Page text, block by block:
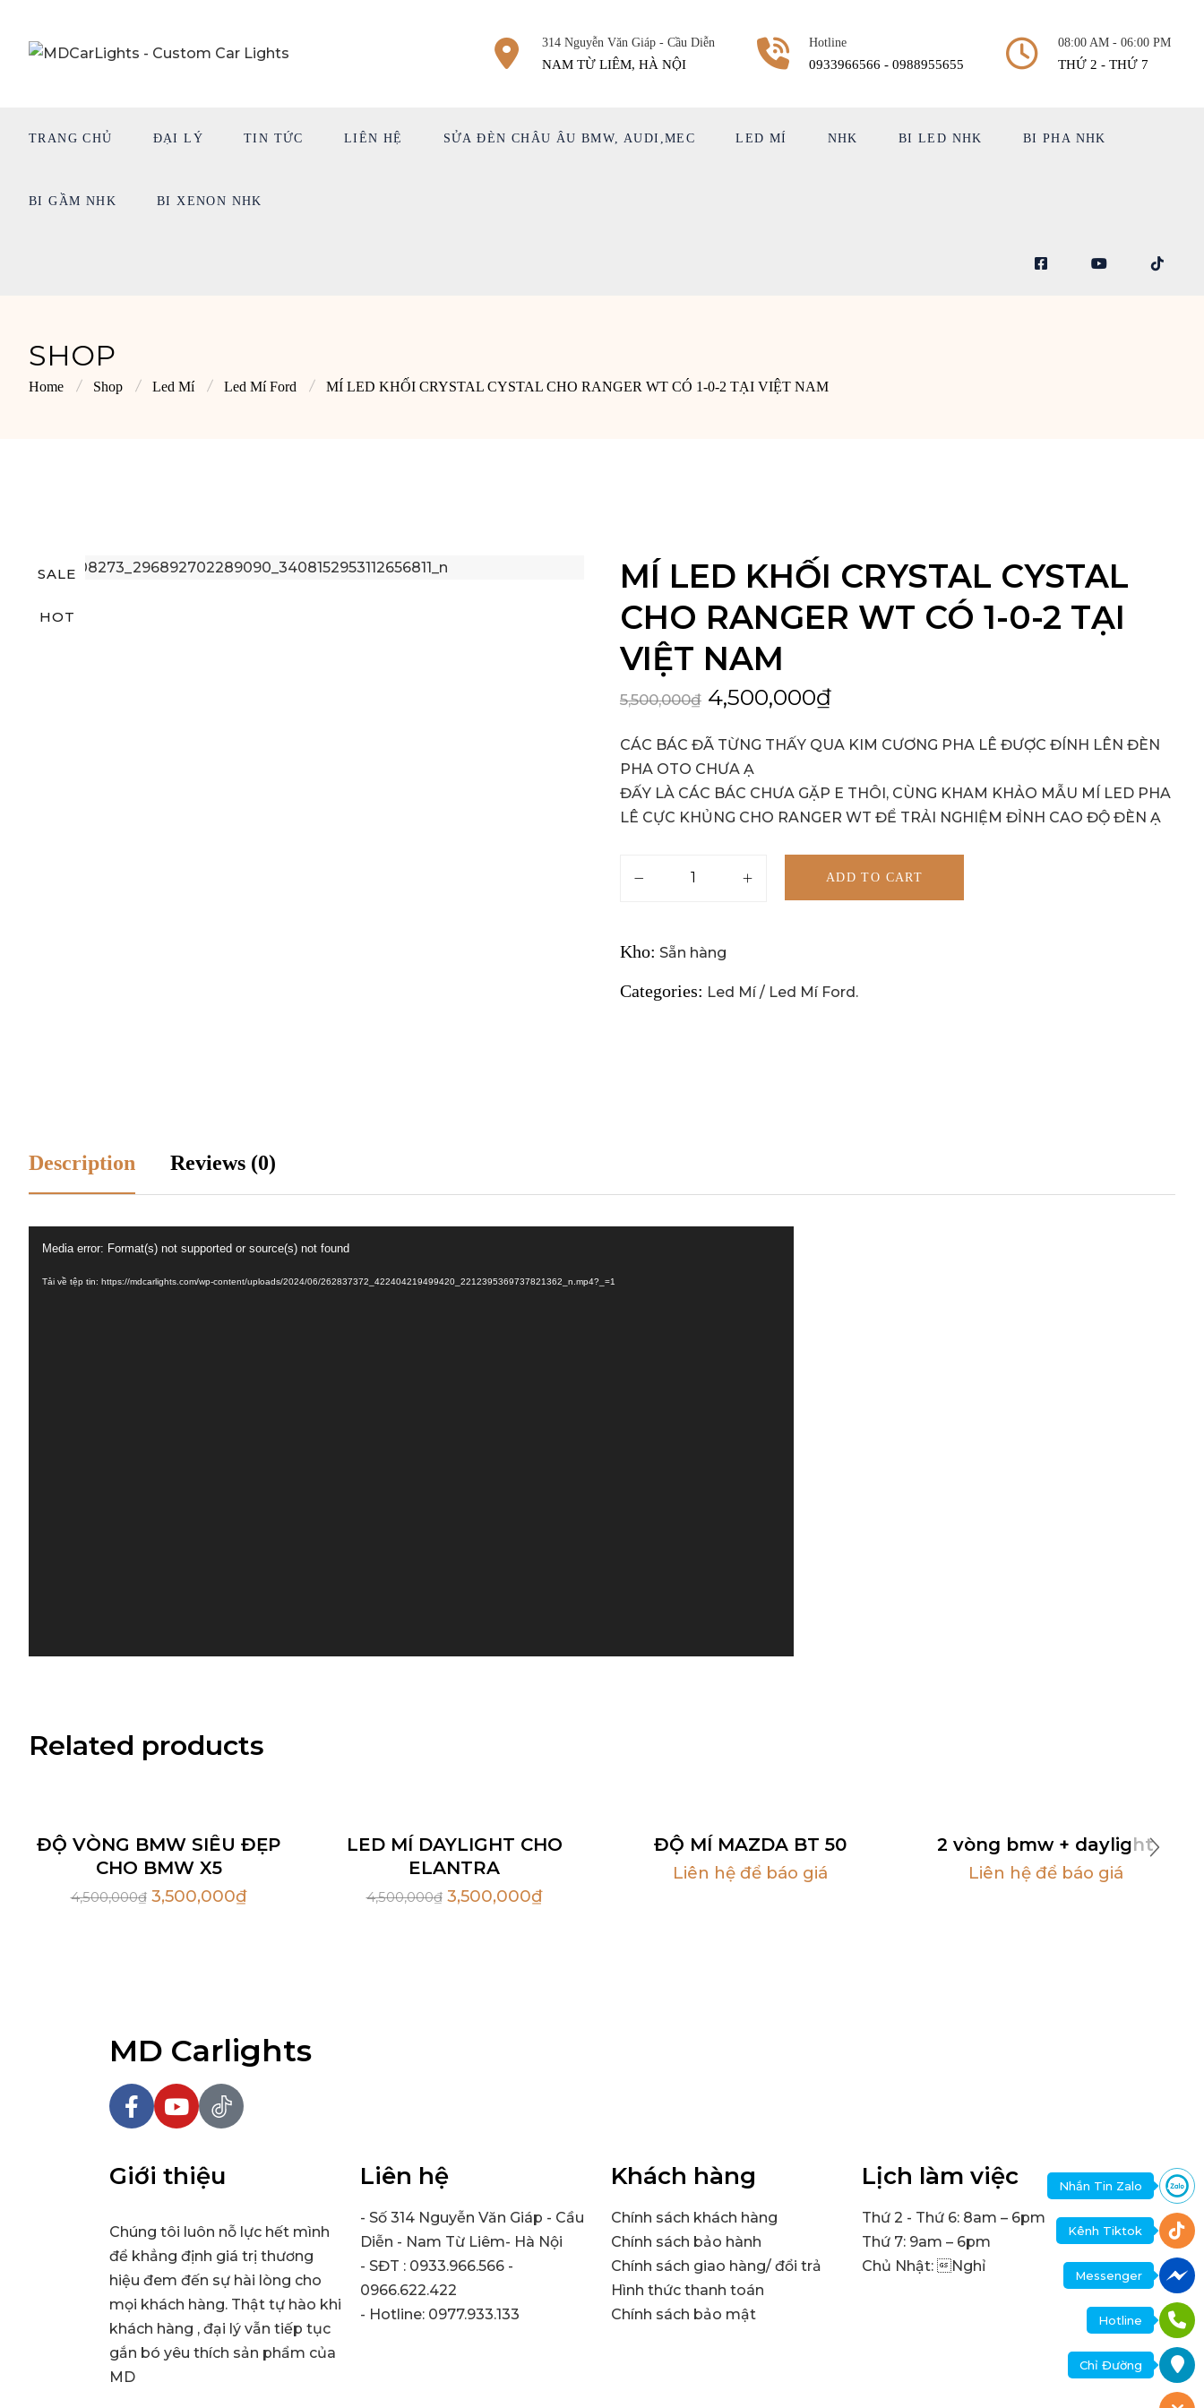
314 Nguyễn Văn Giáp - Cầu Diễn
NAM TỪ LIÊM, HÀ NỘI
Hotline
0933966566 - 0988955655
08:00 AM - 06:00 PM
THỨ 2 - THỨ 7
TRANG CHỦ ĐẠI LÝ TIN TỨC LIÊN HỆ SỬA ĐÈN CHÂU ÂU BMW, AUDI,MEC LED MÍ NHK BI LED NHK BI PHA NHK
BI GẦM NHK BI XENON NHK
SHOP
Home Shop Led Mí Led Mí Ford MÍ LED KHỐI CRYSTAL CYSTAL CHO RANGER WT CÓ 1-0-2 TẠI VIỆT NAM
SALE
HOT
MÍ LED KHỐI CRYSTAL CYSTAL
CHO RANGER WT CÓ 1-0-2 TẠI
VIỆT NAM
5,500,000₫ 4,500,000₫
CÁC BÁC ĐÃ TỪNG THẤY QUA KIM CƯƠNG PHA LÊ ĐƯỢC ĐÍNH LÊN ĐÈN
PHA OTO CHƯA Ạ
ĐẤY LÀ CÁC BÁC CHƯA GẶP E THÔI, CÙNG KHAM KHẢO MẪU MÍ LED PHA
LÊ CỰC KHỦNG CHO RANGER WT ĐỂ TRẢI NGHIỆM ĐỈNH CAO ĐỘ ĐÈN Ạ
ADD TO CART
Kho: Sẵn hàng
Categories: Led Mí/ Led Mí Ford.
Description Reviews (0)
Video
Media error: Format(s) not supported or source(s) not found
Tải về tệp tin: https://mdcarlights.com/wp-content/uploads/2024/06/262837372_422404219499420_2212395369737821362_n.mp4?_=1
Related products
Hot
ĐỘ VÒNG BMW SIÊU ĐẸP
CHO BMW X5
4,500,000₫ 3,500,000₫
LED MÍ DAYLIGHT CHO
ELANTRA
4,500,000₫ 3,500,000₫
ĐỘ MÍ MAZDA BT 50
Liên hệ để báo giá
2 vòng bmw + daylight
Liên hệ để báo giá
MD Carlights
Giới thiệu
Chúng tôi luôn nỗ lực hết mình
để khẳng định giá trị thương
hiệu đem đến sự hài lòng cho
mọi khách hàng. Thật tự hào khi
khách hàng , đại lý vẫn tiếp tục
gắn bó yêu thích sản phẩm của
MD
Liên hệ
- Số 314 Nguyễn Văn Giáp - Cầu
Diễn - Nam Từ Liêm- Hà Nội
- SĐT : 0933.966.566 -
0966.622.422
- Hotline: 0977.933.133
Khách hàng
Chính sách khách hàng
Chính sách bảo hành
Chính sách giao hàng/ đổi trả
Hình thức thanh toán
Chính sách bảo mật
Lịch làm việc
Thứ 2 - Thứ 6: 8am – 6pm
Thứ 7: 9am – 6pm
Chủ Nhật: Nghỉ
Nhắn Tin Zalo
Kênh Tiktok
Messenger
Hotline
Chỉ Đường